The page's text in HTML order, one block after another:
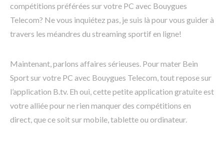
compétitions préférées sur votre PC avec Bouygues
Telecom? Ne vous inquiétez pas, je suis là pour vous guider à
travers les méandres du streaming sportif en ligne!
Maintenant, parlons affaires sérieuses. Pour mater Bein
Sport sur votre PC avec Bouygues Telecom, tout repose sur
l’application B.tv. Eh oui, cette petite application gratuite est
votre alliée pour ne rien manquer des compétitions en
direct, que ce soit sur mobile, tablette ou ordinateur.